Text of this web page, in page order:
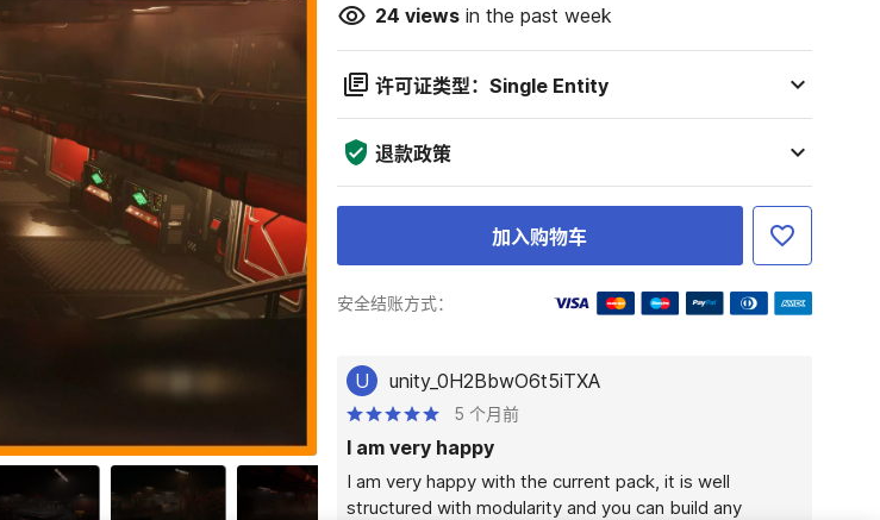
24 viewsin the past week
许可证类型：Single Entity
退款政策
加入购物车
安全结账方式：
U unity_0H2BbwO6t5iTXA
5 个月前
I am very happy
I am very happy with the current pack, it is well
structured with modularity and you can build any